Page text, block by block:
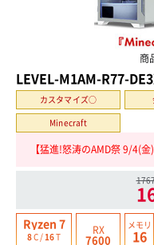
商
LEVEL-M1AM-R77-
カスタマイズ○
Minecraft
【猛進!怒涛のAMD祭 9/4(
Ryzen 7
8C /16T
RX
7600
メモリ
16